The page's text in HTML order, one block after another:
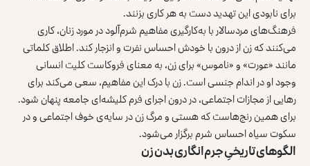
برای نابودی این تهدید دست به هر کاری بزنند.
فرهنگ‌های مردسالار با به‌کارگیری مفاهیم شرم‌آلود در مورد زنان، کاری
می‌کنند که زن از درون با خودش احساس نفرت و انزجار کند. اطلاق کلماتی
مانند «عورت» و «ناموس» برای زن، به معنای فروکاست کلیت انسانی
وجود او در اندام جنسی است. زن با درک این مفاهیم، سعی می‌کند برای
رهایی از مجازات اجتماعی، در درون اجرای فرم کلیشه‌ای جامعه پنهان شود.
برای همین رنج‌هاست که هستی و مرگ زن در سایه‌ی خوف اجتماعی و در
سکوت سیاه احساس شرم برگزار می‌شود.
الگوهای تاریخیِ جرم‌انگاری بدن زن